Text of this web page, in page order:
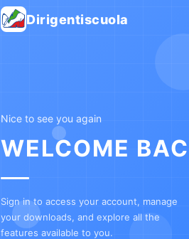
Dirigentiscuola
Nice to see you again
WELCOME
Sign in to access your account, manage
your downloads, and explore all the
features available to you.